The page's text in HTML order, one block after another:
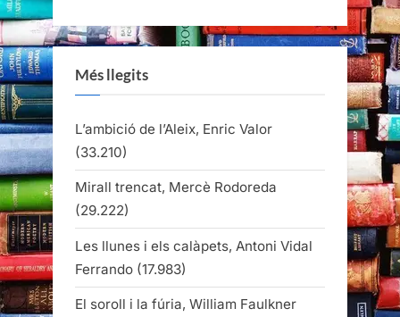
Més llegits
L’ambició de l’Aleix, Enric Valor
(33.210)
Mirall trencat, Mercè Rodoreda
(29.222)
Les llunes i els calàpets, Antoni Vidal
Ferrando (17.983)
El soroll i la fúria, William Faulkner